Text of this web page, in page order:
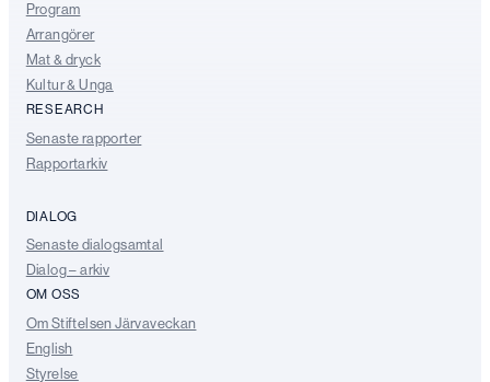
Program
Arrangörer
Mat & dryck
Kultur & Unga
RESEARCH
Senaste rapporter
Rapportarkiv
DIALOG
Senaste dialogsamtal
Dialog – arkiv
OM OSS
Om Stiftelsen Järvaveckan
English
Styrelse